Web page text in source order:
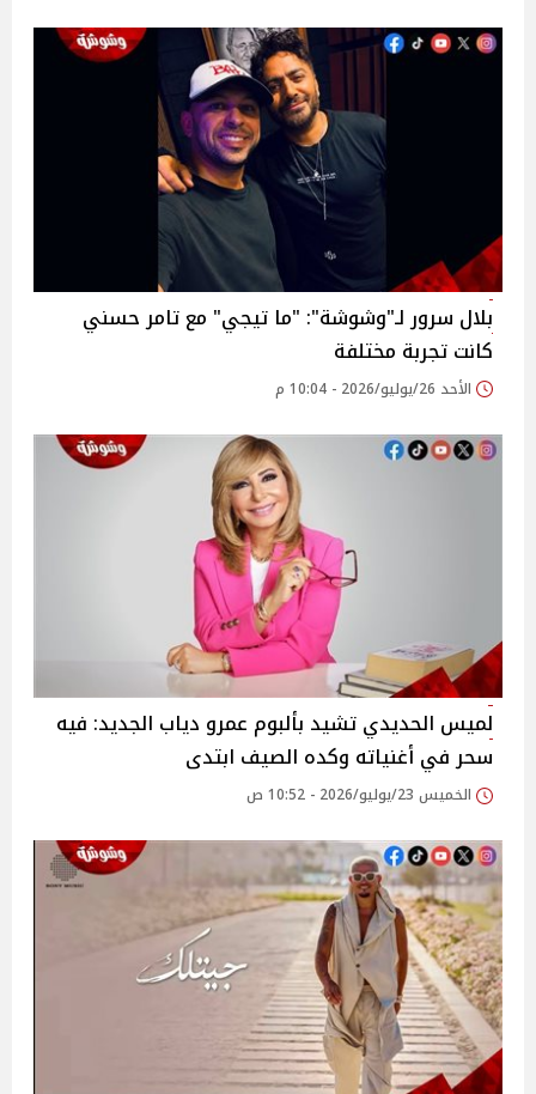
بلال سرور لـ"وشوشة": "ما تيجي" مع تامر حسني
كانت تجربة مختلفة
الأحد 26/يوليو/2026 - 10:04 م
لميس الحديدي تشيد بألبوم عمرو دياب الجديد: فيه
سحر في أغنياته وكده الصيف ابتدى
الخميس 23/يوليو/2026 - 10:52 ص